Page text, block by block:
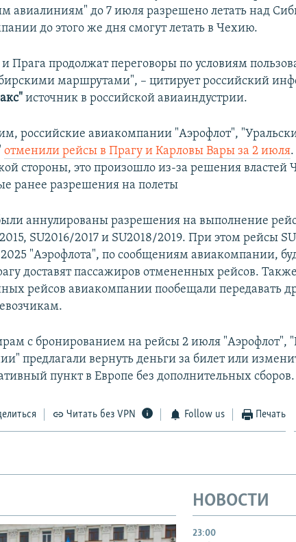
авиалиниям" до 7 июля разрешено летать над
до этого же дня смогут летать в Чехию.
Прага продолжат переговоры по условиям
маршрутами", – цитирует российский
источник в российской авиаиндустрии.
российские авиакомпании "Аэрофлот",
отменили рейсы в Прагу и Карловы Вары за 2 июля
стороны, это произошло из-за решения властей
ранее разрешения на полеты
аннулированы разрешения на выполнение
SU2016/2017 и SU2018/2019. При этом рейсы
"Аэрофлота", по сообщениям авиакомпании,
доставят пассажиров отмененных рейсов.
рейсов авиакомпании пообещали передавать
с бронированием на рейсы 2 июля "Аэрофлот",
предлагали вернуть деньги за билет или
пункт в Европе без дополнительных сборов.
Читать без VPN Follow us Печать
НОВОСТИ
23:00